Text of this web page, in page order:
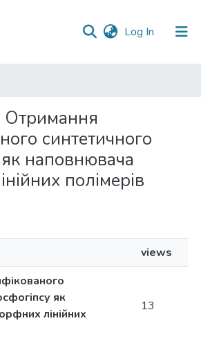
Log In (current)
синтетичного
наповнювача
полімерів
views
як
лінійних
13